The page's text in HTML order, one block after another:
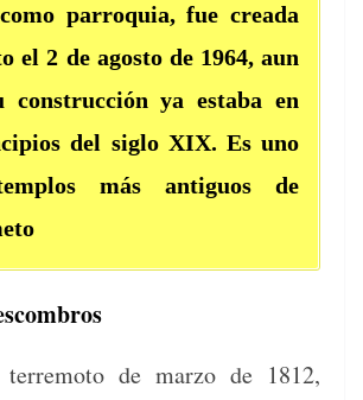
par­ro­quia, fue crea­da
el 2 de agos­to de 1964, aun
con­struc­ción ya esta­ba en
del siglo XIX. Es uno
más antigu­os de
de mar­zo de 1812,